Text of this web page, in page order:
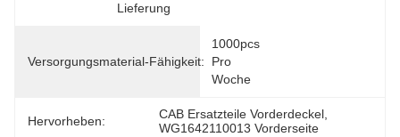
Lieferung
Versorgungsmaterial-Fähigkeit:
1000pcs
Pro
Woche
Hervorheben: CAB Ersatzteile Vorderdeckel
WG1642110013 Vorderseite